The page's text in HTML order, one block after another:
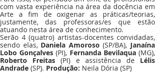
com vasta experiência na área da docência em
Arte a fim de oxigenar as práticas/teorias,
justamente, das professoras/es que estão
atuando nesta área de conhecimento.
Serão 4 (quatro) artistas-docentes convidadas,
sendo elas, Daniela Amoroso (SP/BA), Janaína
Lobo Gonçalves (PI), Fernanda Bevilaqua
Roberto Freitas (PI) e assistência de Lélis
Andrade (SP). Produção: Neila Dória (SP)